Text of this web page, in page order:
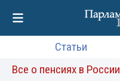
Статьи
Все о пенсиях в России